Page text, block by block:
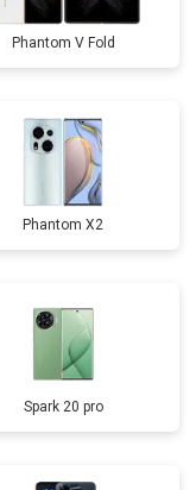
Phantom V Fold
Phantom X2
Spark 20 pro